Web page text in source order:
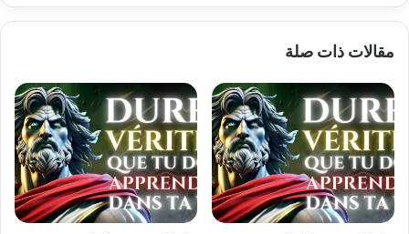
ر
ا
ل
إ
ك
ت
ر
و
مقالات ذات صلة